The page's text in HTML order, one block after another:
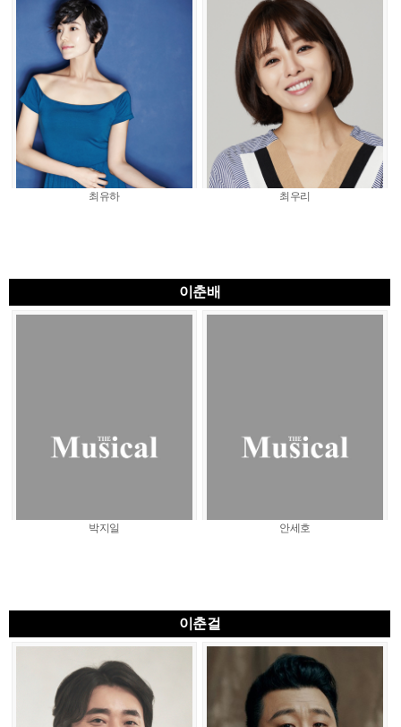
최유하 최우리
이춘배
박지일 안세호
이춘걸